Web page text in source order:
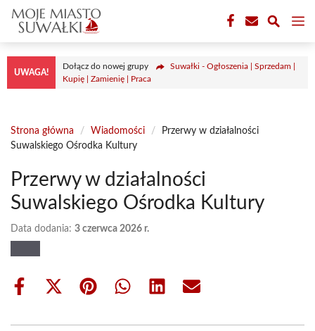
Przejdź
treści
UWAGA!
Dołącz do nowej grupy
Suwałki - Ogłoszenia | Sprzedam |
Kupię | Zamienię | Praca
Strona główna / Wiadomości /
Przerwy w działalności
Suwalskiego Ośrodka Kultury
Przerwy w działalności
Suwalskiego Ośrodka Kultury
Data dodania: 3 czerwca 2026 r.
Share
Share
(Twitter)
Share Share Share Share